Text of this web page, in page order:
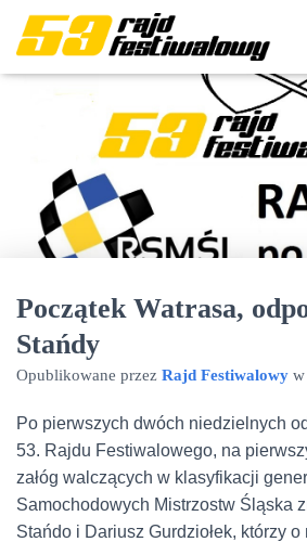
Początek Watrasa,
Stańdy
Opublikowane przez Rajd Festiwalowy w
Po pierwszych dwóch niedzielnych
53. Rajdu Festiwalowego, na
załóg walczących w klasyfikacji
Samochodowych Mistrzostw Śląska
Stańdo i Dariusz Gurdziołek, którzy o